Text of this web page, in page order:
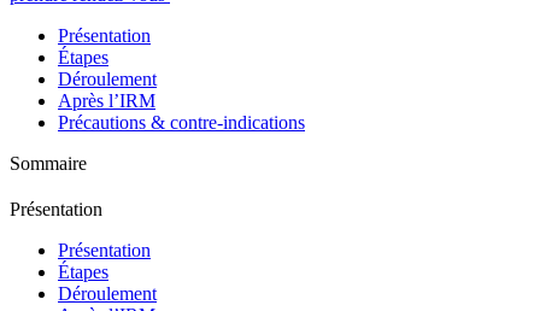
Présentation
Étapes
Déroulement
Après l’IRM
Précautions & contre-indications
Sommaire
Présentation
Présentation
Étapes
Déroulement